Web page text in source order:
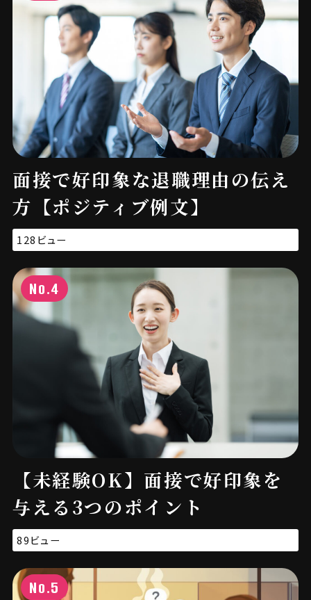
面接で好印象な退職理由の伝え
方【ポジティブ例文】
128ビュー
No.4
【未経験OK】面接で好印象を
与える3つのポイント
89ビュー
No.5